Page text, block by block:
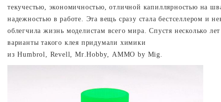
текучестью, экономичностью, отличной капиллярностью на
надежностью в работе. Эта вещь сразу стала бестселлером и
облегчила жизнь моделистам всего мира. Спустя несколько
варианты такого клея придумали химики
изHumbrol, Revell,Mr.Hobby,AMMO by Mig.